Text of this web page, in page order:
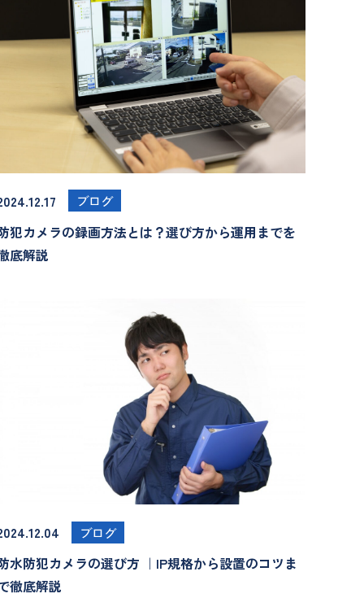
ブログ
犯カメラの録画方法とは？選び方から運用までを
底解説
ブログ
水防犯カメラの選び方 ｜IP規格から設置のコツま
徹底解説